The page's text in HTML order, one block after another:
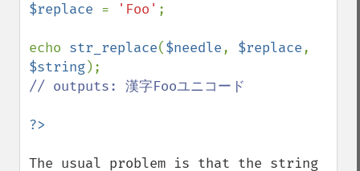
$replace = 'Foo' ;
echo str_replace($needle, $replace
$string
// outputs: 漢字Fooユニコード
The usual problem is that the string